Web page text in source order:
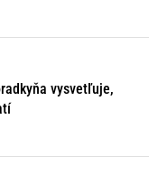
vysvetľuje,